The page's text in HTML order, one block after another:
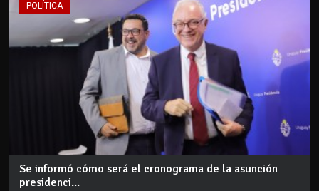
POLÍTICA
Se informó cómo será el cronograma de la asunción
presidenci...